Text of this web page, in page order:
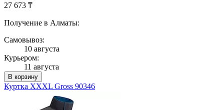
27 673 ₸
Получение в Алматы:
Самовывоз:
10 августа
Курьером:
11 августа
В корзину
Куртка XXXL Gross 90346